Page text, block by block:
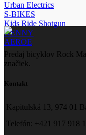
Urban Electrics
S-BIKES
Kids Ride Shotgun
KENNY
AEROE
Predaj bicyklov Rock
značiek.
Kontakt
Kapitulská 13, 974 01
Telefón: +421 917 918